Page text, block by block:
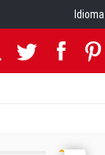
Idioma